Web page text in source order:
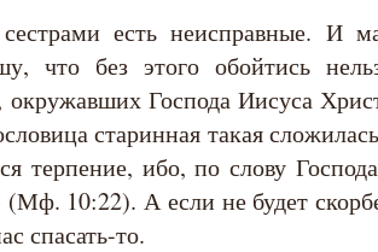
есть неисправные. И
что без этого обойтись
окружавших Господа Иисуса
старинная такая
терпение, ибо, по слову
(Мф. 10:22). А если не будет
спасать-то.